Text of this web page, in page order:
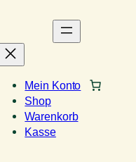
Mein Konto
Shop
Warenkorb
Kasse